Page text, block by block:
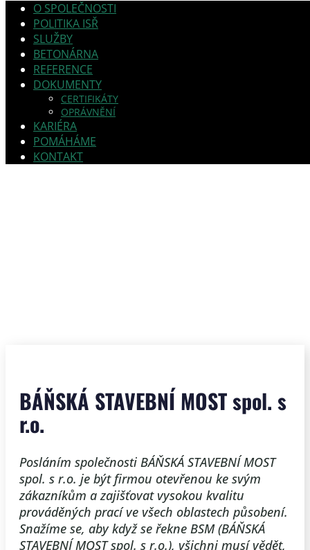
O SPOLEČNOSTI
POLITIKA ISŘ
SLUŽBY
BETONÁRNA
REFERENCE
DOKUMENTY
CERTIFIKÁTY
OPRÁVNĚNÍ
KARIÉRA
POMÁHÁME
KONTAKT
BÁŇSKÁ STAVEBNÍ MOST spol. s
r.o.
Posláním společnosti ​BÁŇSKÁ STAVEBNÍ MOST
spol. s r.o. je být firmou otevřenou ke svým
zákazníkům a zajišťovat vysokou kvalitu
prováděných prací ve všech oblastech působení.
Snažíme se, aby když se řekne BSM (BÁŇSKÁ
STAVEBNÍ MOST spol. s r.o.), všichni musí vědět,